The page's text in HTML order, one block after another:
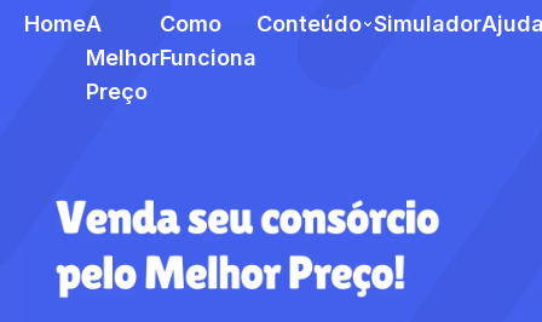
HomeA
Melhor
Preço
Como
Funciona
Conteúdo Simulador